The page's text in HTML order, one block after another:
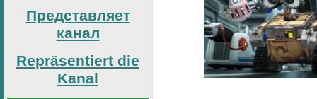
Представляет
канал
Repräsentiert die
Kanal